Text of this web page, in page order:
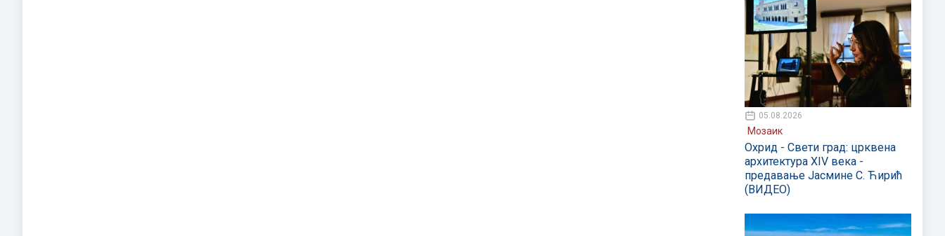
05.08.2026
Мозаик
Охрид - Свети град: црквена
архитектура XIV века -
предавање Јасмине С. Ћирић
(ВИДЕО)